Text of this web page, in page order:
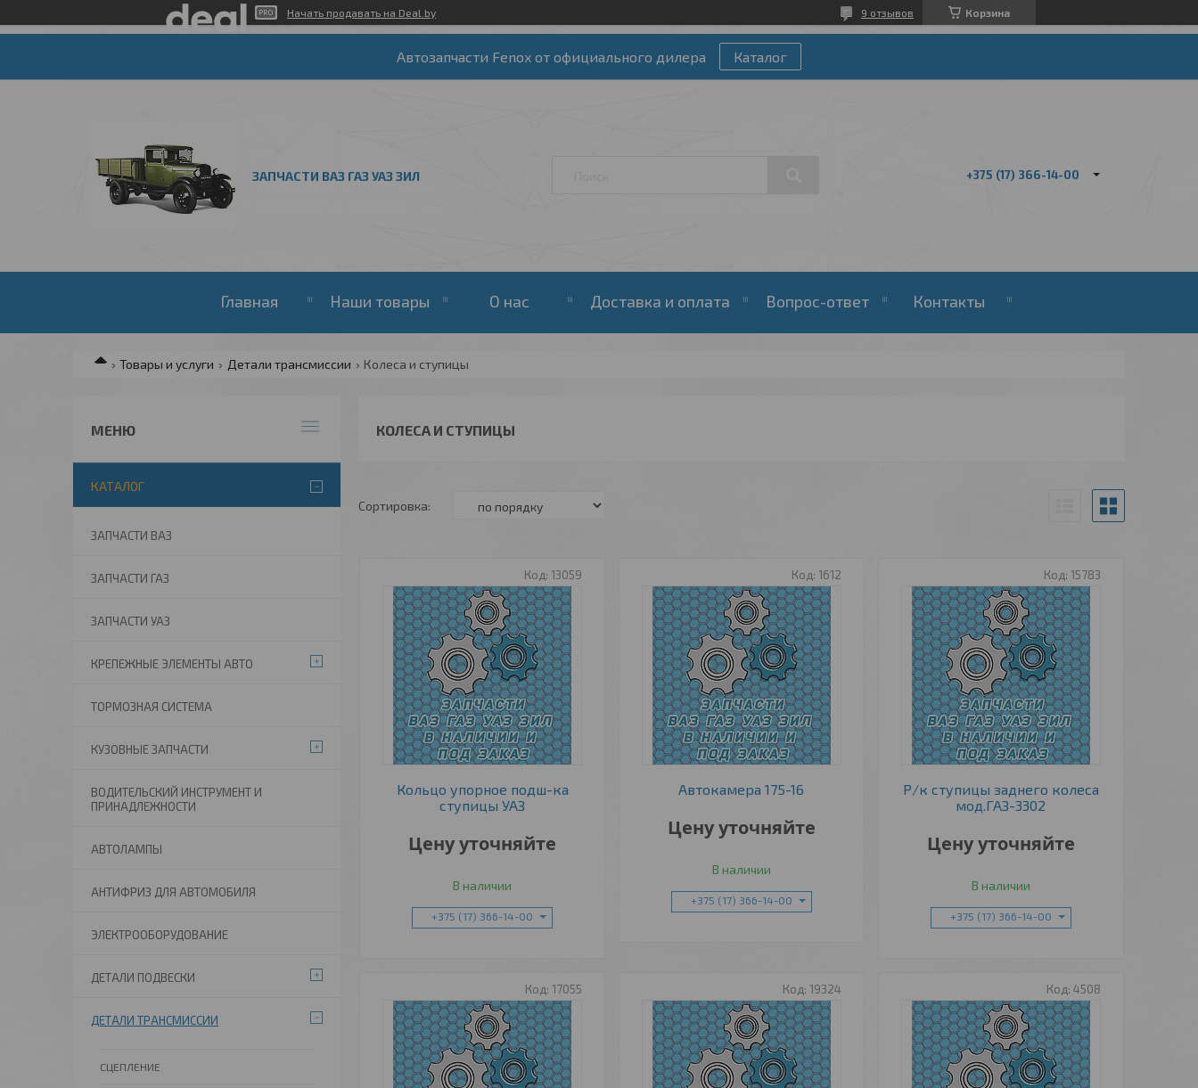
Начать продавать на Deal.by Корзина
9 отзывов
Автозапчасти Fenox от официального дилера Каталог
ЗАПЧАСТИ ВАЗ ГАЗ УАЗ ЗИЛ +375 (17) 366-14-00
Главная Наши товары О нас Доставка и оплата Вопрос-ответ Контакты
Товары и услуги Детали трансмиссии Колеса и ступицы
КОЛЕСА И СТУПИЦЫ
13059
Кольцо упорное подш-ка
ступицы УАЗ
Цену уточняйте
В наличии
+375 (17) 366-14-00
1612
Автокамера 175-16
Цену уточняйте
В наличии
+375 (17) 366-14-00
15783
Р/к ступицы заднего колеса
мод.ГАЗ-3302
Цену уточняйте
В наличии
+375 (17) 366-14-00
17055 19324 4508
КАТАЛОГ
ЗАПЧАСТИ ВАЗ
ЗАПЧАСТИ ГАЗ
ЗАПЧАСТИ УАЗ
КРЕПЕЖНЫЕ ЭЛЕМЕНТЫ АВТО
ТОРМОЗНАЯ СИСТЕМА
КУЗОВНЫЕ ЗАПЧАСТИ
ВОДИТЕЛЬСКИЙ ИНСТРУМЕНТ И
ПРИНАДЛЕЖНОСТИ
АВТОЛАМПЫ
АНТИФРИЗ ДЛЯ АВТОМОБИЛЯ
ЭЛЕКТРООБОРУДОВАНИЕ
ДЕТАЛИ ПОДВЕСКИ
ДЕТАЛИ ТРАНСМИССИИ
СЦЕПЛЕНИЕ